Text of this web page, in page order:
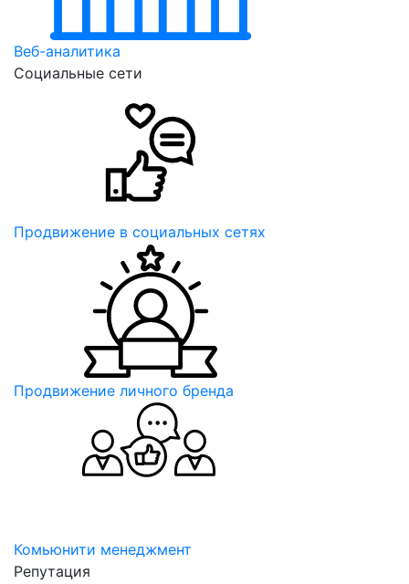
Веб-аналитика
Социальные сети
Продвижение в социальных сетях
Продвижение личного бренда
Комьюнити менеджмент
Репутация